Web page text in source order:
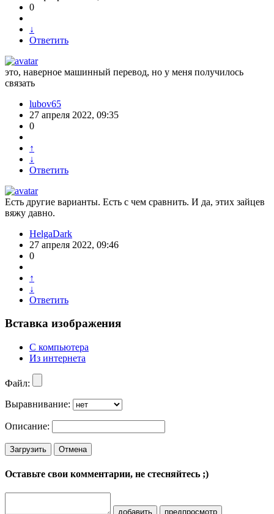
0
↓
Ответить
это, наверное машинный перевод, но у меня получилось
связать
lubov65
27 апреля 2022, 09:35
0
↑
↓
Ответить
Есть другие варианты. Есть с чем сравнить. И да, этих зайцев
вяжу давно.
HelgaDark
27 апреля 2022, 09:46
0
↑
↓
Ответить
Вставка изображения
С компьютера
Из интернета
Файл:
Выравнивание:
Описание:
Загрузить Отмена
Оставьте свои комментарии, не стесняйтесь ;)
добавить предпросмотр